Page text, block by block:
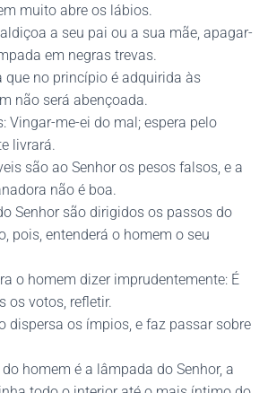
muito abre os lábios.
a seu pai ou a sua mãe, apagar-
em negras trevas.
que no princípio é adquirida às
não será abençoada.
Vingar-me-ei do mal; espera pelo
livrará.
são ao Senhor os pesos falsos, e a
não é boa.
Senhor são dirigidos os passos do
pois, entenderá o homem o seu
o homem dizer imprudentemente: É
os votos, refletir.
dispersa os ímpios, e faz passar sobre
homem é a lâmpada do Senhor, a